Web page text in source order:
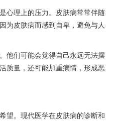
心理上的压力。皮肤病常常伴随
为皮肤病而感到自卑，避免与人
他们可能会觉得自己永远无法摆
质量，还可能加重病情，形成恶
望。现代医学在皮肤病的诊断和